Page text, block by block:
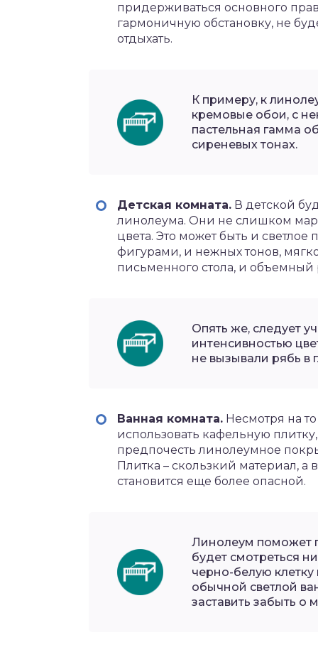
придерживаться основного
гармоничную обстановку, не
отдыхать.
К примеру, к
кремовые обои, с
пастельная гамма
сиреневых тонах.
Детская комната. В детской
линолеума. Они не слишком
цвета. Это может быть и
фигурами, и нежных тонов,
письменного стола, и объемный
Опять же, следует
интенсивностью
не вызывали рябь в
Ванная комната. Несмотря на
использовать кафельную
предпочесть линолеумное
Плитка – скользкий материал, а
становится еще более опасной.
Линолеум поможет
будет смотреться
черно-белую
обычной светлой
заставить забыть о